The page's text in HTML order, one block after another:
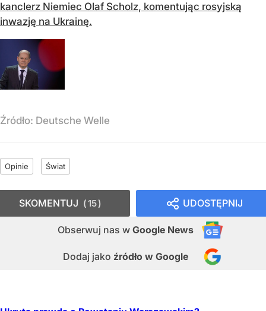
kanclerz Niemiec Olaf Scholz, komentując rosyjską
inwazję na Ukrainę.
Źródło: Deutsche Welle
Opinie Świat
UDOSTĘPNIJ
Obserwuj nas w Google News
Dodaj jako źródło w Google
SKOMENTUJ 15